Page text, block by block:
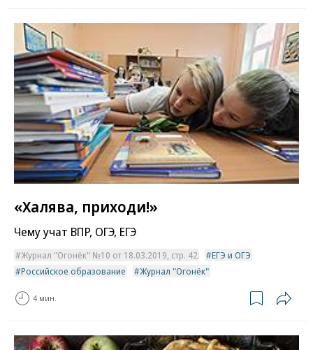
«Халява, приходи!»
Чему учат ВПР, ОГЭ, ЕГЭ
Журнал "Огонёк" №10 от 18.03.2019, стр. 42
ЕГЭ и ОГЭ
Российское образование
Журнал "Огонёк"
4 мин.